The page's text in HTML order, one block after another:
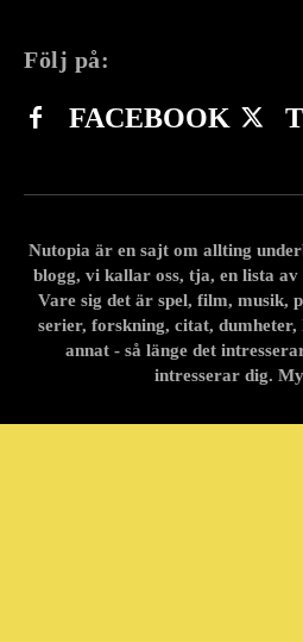
Följ på:
FACEBOOK
Nutopia är en sajt om allting
blogg, vi kallar oss, tja, en lista
Vare sig det är spel, film, musik,
serier, forskning, citat,
annat - så länge det
intresserar dig.